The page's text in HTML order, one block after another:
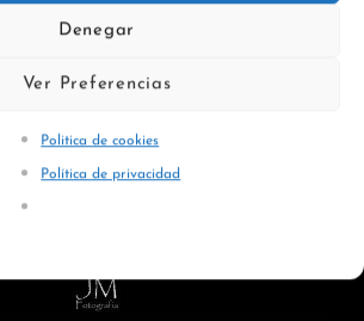
Denegar
Ver Preferencias
Politica de cookies
Política de privacidad